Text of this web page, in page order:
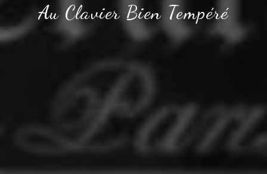
Au Clavier Bien Tempéré